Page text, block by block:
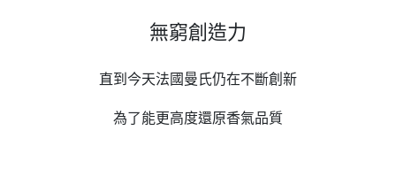
無窮創造力
直到今天法國曼氏仍在不斷創新
為了能更高度還原香氣品質